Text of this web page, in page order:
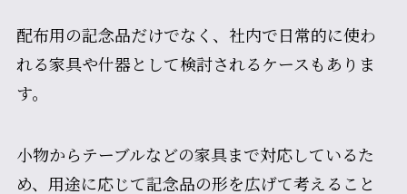
配布用の記念品だけでなく、社内で日常的に使わ
れる家具や什器として検討されるケースもありま
す。
小物からテーブルなどの家具まで対応しているた
め、用途に応じて記念品の形を広げて考えること